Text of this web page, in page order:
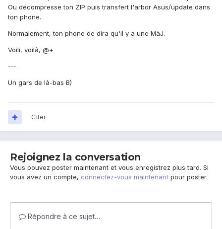
Ou décompresse ton ZIP puis transfert l'arbor Asus/update dans
ton phone.
Normalement, ton phone de dira qu'il y a une MàJ.
Voili, voilà, @+
---
Un gars de là-bas B)
Citer
Rejoignez la conversation
Vous pouvez poster maintenant et vous enregistrez plus tard. Si
vous avez un compte, connectez-vous maintenant pour poster.
Répondre à ce sujet…